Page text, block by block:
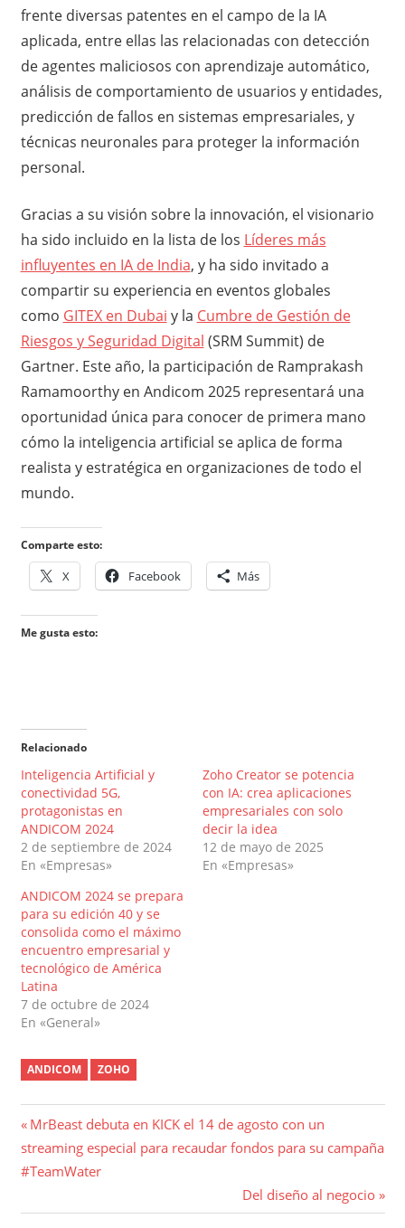
frente diversas patentes en el campo de la IA
aplicada, entre ellas las relacionadas con detección
de agentes maliciosos con aprendizaje automático,
análisis de comportamiento de usuarios y entidades,
predicción de fallos en sistemas empresariales, y
técnicas neuronales para proteger la información
personal.
Gracias a su visión sobre la innovación, el visionario
ha sido incluido en la lista de los Líderes más
influyentes en IA de India, y ha sido invitado a
compartir su experiencia en eventos globales
como GITEX en Dubai y la Cumbre de Gestión de
Riesgos y Seguridad Digital (SRM Summit) de
Gartner. Este año, la participación de Ramprakash
Ramamoorthy en Andicom 2025 representará una
oportunidad única para conocer de primera mano
cómo la inteligencia artificial se aplica de forma
realista y estratégica en organizaciones de todo el
mundo.
Comparte esto:
X Facebook Más
Me gusta esto:
Relacionado
Inteligencia Artificial y
conectividad 5G,
protagonistas en
ANDICOM 2024
2 de septiembre de 2024
En «Empresas»
Zoho Creator se potencia
con IA: crea aplicaciones
empresariales con solo
decir la idea
12 de mayo de 2025
En «Empresas»
ANDICOM 2024 se prepara
para su edición 40 y se
consolida como el máximo
encuentro empresarial y
tecnológico de América
Latina
7 de octubre de 2024
En «General»
ANDICOM ZOHO
Navegación
de
Entrada
anterior:
MrBeast debuta en KICK el 14 de agosto con un
streaming especial para recaudar fondos para su campaña
#TeamWater
Entrada
siguiente:
Del diseño al negocio